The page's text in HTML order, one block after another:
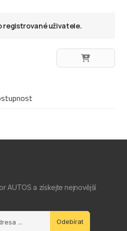
registrované uživatele.
AUTOS a získejte nejnovější
Odebírat